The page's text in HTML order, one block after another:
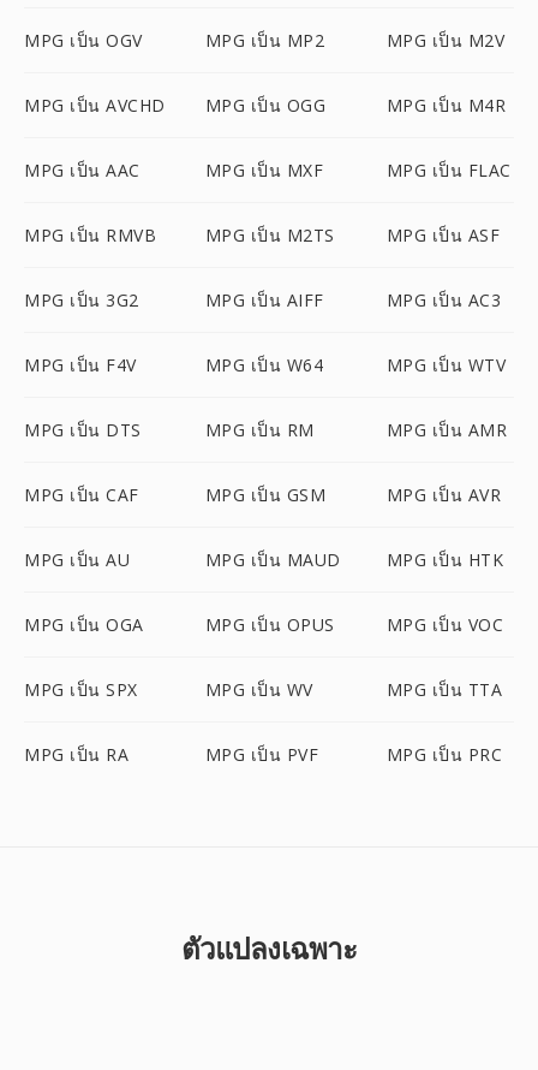
MPG เป็น OGV MPG เป็น MP2 MPG เป็น M2V
MPG เป็น AVCHD MPG เป็น OGG MPG เป็น M4R
MPG เป็น AAC MPG เป็น MXF MPG เป็น FLAC
MPG เป็น RMVB MPG เป็น M2TS MPG เป็น ASF
MPG เป็น 3G2 MPG เป็น AIFF MPG เป็น AC3
MPG เป็น F4V MPG เป็น W64 MPG เป็น WTV
MPG เป็น DTS MPG เป็น RM MPG เป็น AMR
MPG เป็น CAF MPG เป็น GSM MPG เป็น AVR
MPG เป็น AU MPG เป็น MAUD MPG เป็น HTK
MPG เป็น OGA MPG เป็น OPUS MPG เป็น VOC
MPG เป็น SPX MPG เป็น WV MPG เป็น TTA
MPG เป็น RA MPG เป็น PVF MPG เป็น PRC
ตัวแปลงเฉพาะ